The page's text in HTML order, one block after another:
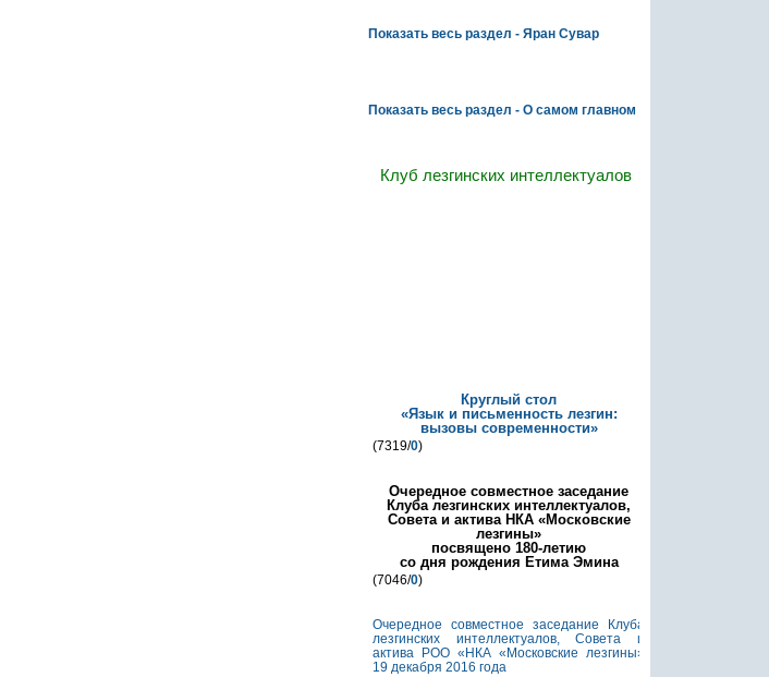
Показать весь раздел - Яран Сувар
Показать весь раздел - О самом главном
Клуб лезгинских интеллектуалов
Круглый стол
«Язык и письменность лезгин:
вызовы современности»
(7319/0)
Очередное совместное заседание
Клуба лезгинских интеллектуалов,
Совета и актива НКА «Московские
лезгины»
посвящено 180-летию
со дня рождения Етима Эмина
(7046/0)
Очередное совместное заседание Клуба
лезгинских интеллектуалов, Совета и
актива РОО «НКА «Московские лезгины»
19 декабря 2016 года